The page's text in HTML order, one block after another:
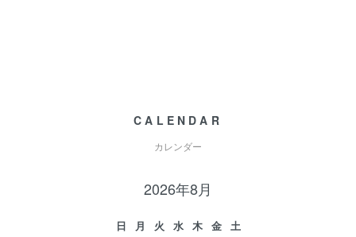
CALENDAR
カレンダー
2026年8月
日 月 火 水 木 金
土